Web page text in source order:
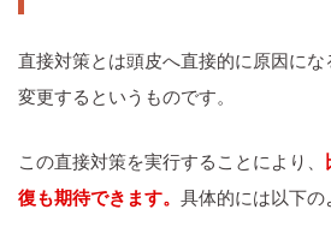
直接対策とは頭皮へ直接的に原因にな
変更するというものです。
この直接対策を実行することにより、
復も期待できます。 具体的には以下の